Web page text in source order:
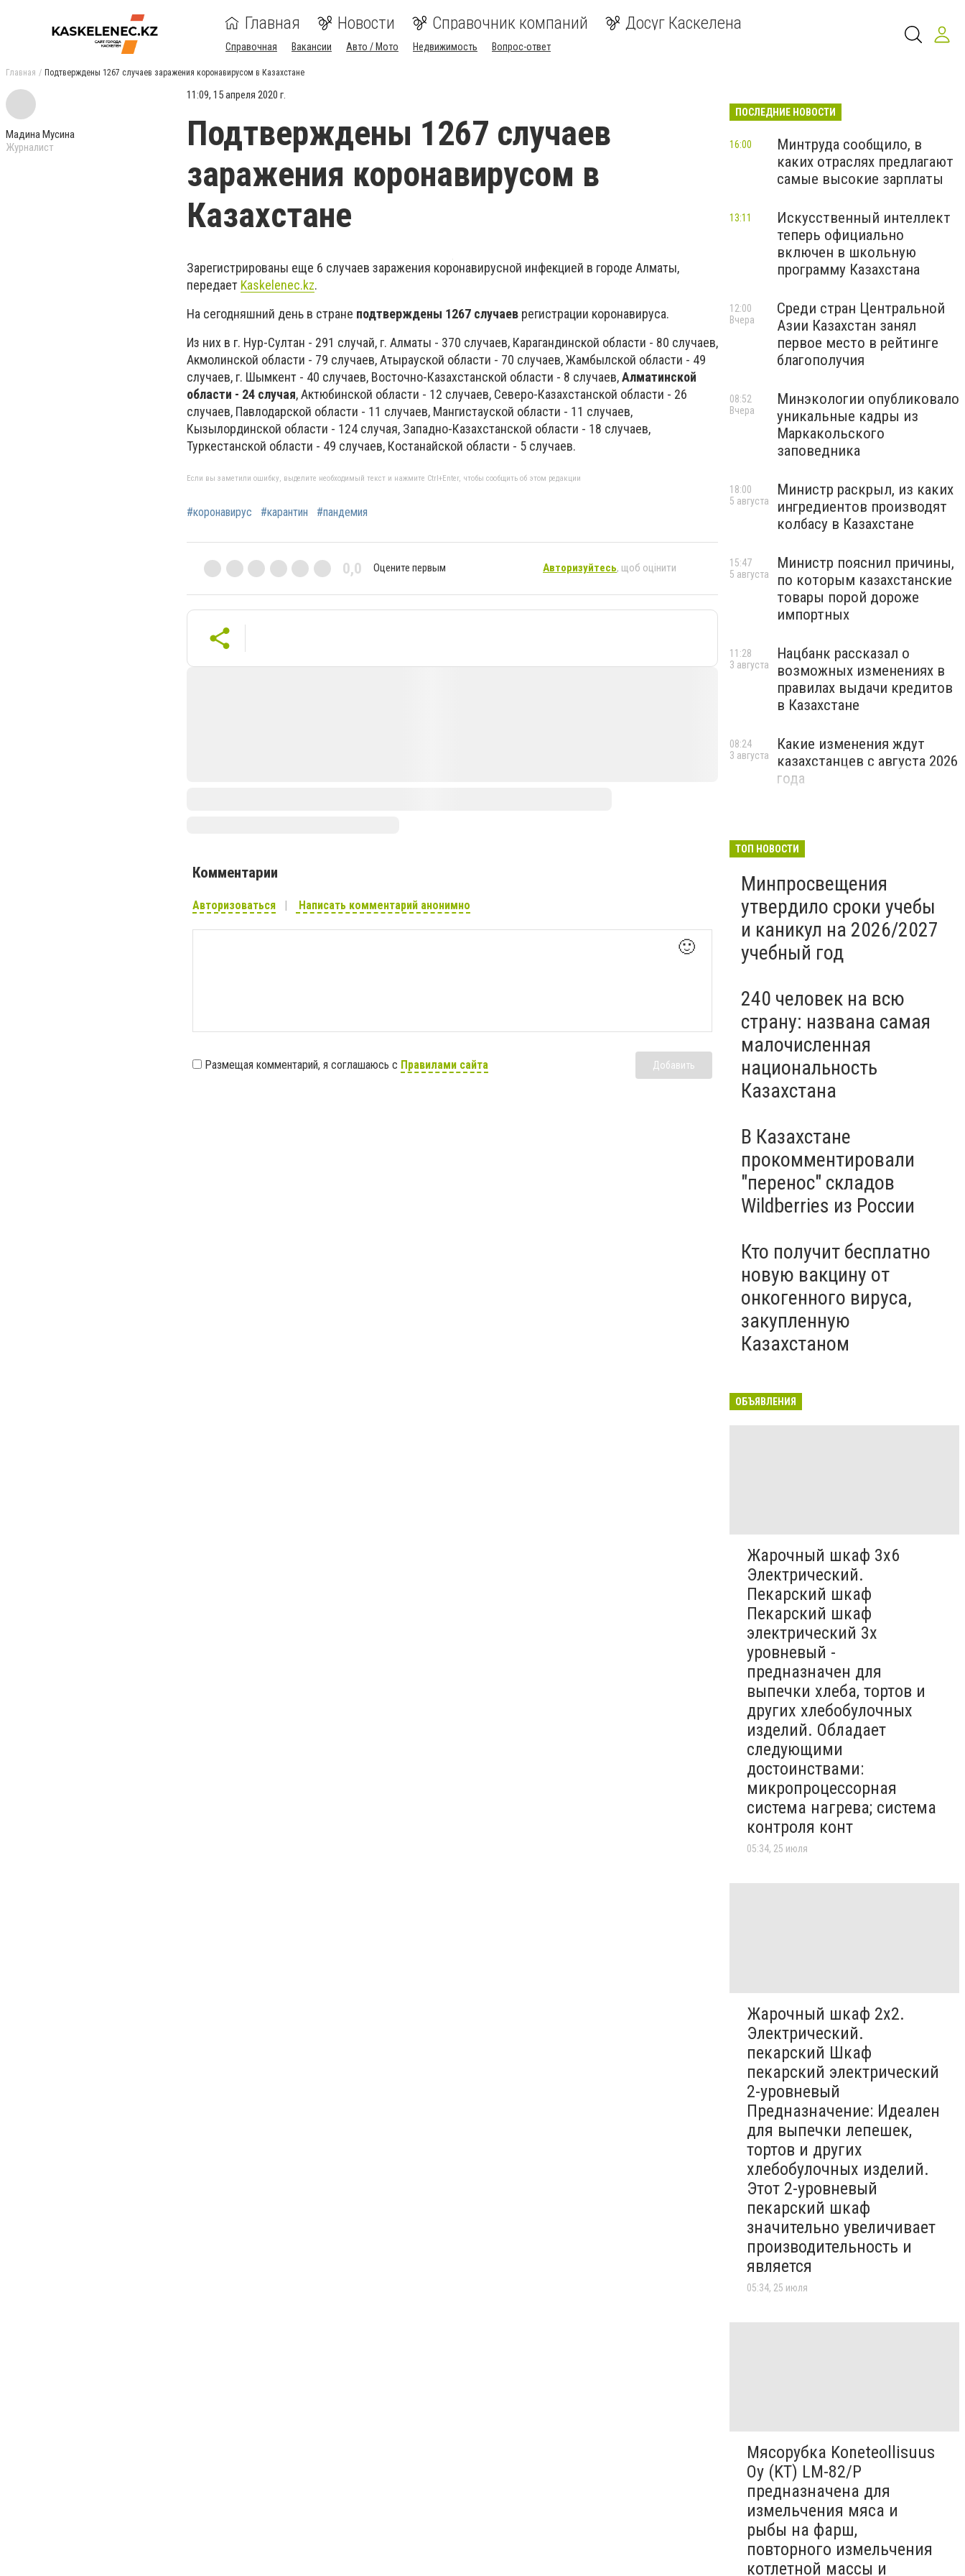
Главная Новости Справочник компаний Досуг Каскелена
Справочная Вакансии Авто / Мото Недвижимость Вопрос-ответ
Главная Подтверждены 1267 случаев заражения коронавирусом в Казахстане
Мадина Мусина
Журналист
11:09, 15 апреля 2020 г.
Подтверждены 1267 случаев
заражения коронавирусом в
Казахстане
Зарегистрированы еще 6 случаев заражения коронавирусной инфекцией в городе Алматы,
передает Kaskelenec.kz.
На сегодняшний день в стране подтверждены 1267 случаев регистрации коронавируса.
Из них в г. Нур-Султан - 291 случай, г. Алматы - 370 случаев, Карагандинской области - 80 случаев,
Акмолинской области - 79 случаев, Атырауской области - 70 случаев, Жамбылской области - 49
случаев, г. Шымкент - 40 случаев, Восточно-Казахстанской области - 8 случаев,Алматинской
области - 24 случая, Актюбинской области - 12 случаев, Северо-Казахстанской области - 26
случаев, Павлодарской области - 11 случаев, Мангистауской области - 11 случаев,
Кызылординской области - 124 случая, Западно-Казахстанской области - 18 случаев,
Туркестанской области - 49 случаев, Костанайской области - 5 случаев.
Если вы заметили ошибку, выделите необходимый текст и нажмите Ctrl+Enter, чтобы сообщить об этом редакции
#коронавирус #карантин #пандемия
0,0 Оцените первым Авторизуйтесь, щоб оцінити
Комментарии
Авторизоваться Написать комментарий анонимно
🙂
Размещая комментарий, я соглашаюсь с Правилами сайта Добавить
ПОСЛЕДНИЕ НОВОСТИ
Минтруда сообщило, в
каких отраслях предлагают
самые высокие зарплаты
16:00
Искусственный интеллект
теперь официально
включен в школьную
программу Казахстана
13:11
Среди стран Центральной
Азии Казахстан занял
первое место в рейтинге
благополучия
12:00
Вчера
Минэкологии опубликовало
уникальные кадры из
Маркакольского
заповедника
08:52
Вчера
Министр раскрыл, из каких
ингредиентов производят
колбасу в Казахстане
18:00
5 августа
Министр пояснил причины,
по которым казахстанские
товары порой дороже
импортных
15:47
5 августа
Нацбанк рассказал о
возможных изменениях в
правилах выдачи кредитов
в Казахстане
11:28
3 августа
Какие изменения ждут
казахстанцев с августа 2026
года
08:24
3 августа
ТОП НОВОСТИ
Минпросвещения
утвердило сроки учебы
и каникул на 2026/2027
учебный год
240 человек на всю
страну: названа самая
малочисленная
национальность
Казахстана
В Казахстане
прокомментировали
"перенос" складов
Wildberries из России
Кто получит бесплатно
новую вакцину от
онкогенного вируса,
закупленную
Казахстаном
ОБЪЯВЛЕНИЯ
Жарочный шкаф 3х6
Электрический.
Пекарский шкаф
Пекарский шкаф
электрический 3х
уровневый -
предназначен для
выпечки хлеба, тортов и
других хлебобулочных
изделий. Обладает
следующими
достоинствами:
микропроцессорная
система нагрева; система
контроля конт
05:34, 25 июля
Жарочный шкаф 2х2.
Электрический.
пекарский Шкаф
пекарский электрический
2-уровневый
Предназначение: Идеален
для выпечки лепешек,
тортов и других
хлебобулочных изделий.
Этот 2-уровневый
пекарский шкаф
значительно увеличивает
производительность и
является
05:34, 25 июля
Мясорубка Koneteollisuus
Oy (KT)​ LM-82/P
предназначена для
измельчения мяса и
рыбы на фарш,
повторного измельчения
котлетной массы и